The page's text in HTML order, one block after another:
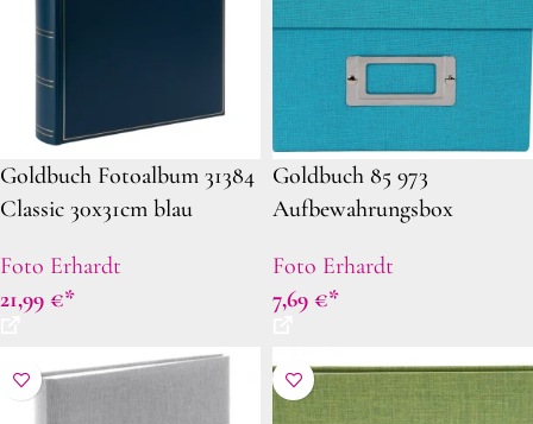
Goldbuch Fotoalbum 31384
Classic 30x31cm blau
Foto Erhardt
21,99 €
Goldbuch 85 973
Aufbewahrungsbox
Foto Erhardt
7,69 €